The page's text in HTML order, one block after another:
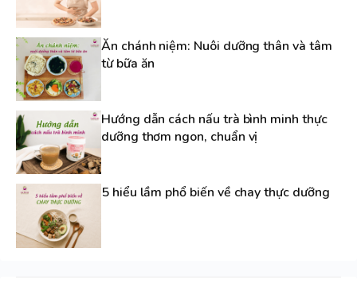
Ăn chánh niệm: Nuôi dưỡng thân và tâm
từ bữa ăn
Hướng dẫn cách nấu trà bình minh thực
dưỡng thơm ngon, chuẩn vị
5 hiểu lầm phổ biến về chay thực dưỡng